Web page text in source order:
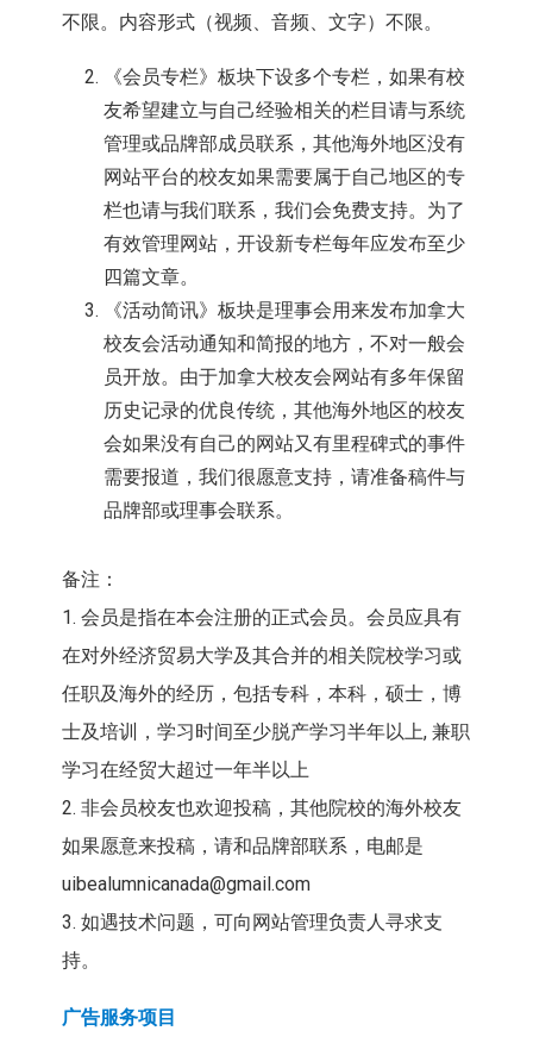
不限。内容形式（视频、音频、文字）不限。
《会员专栏》板块下设多个专栏，如果有校
友希望建立与自己经验相关的栏目请与系统
管理或品牌部成员联系，其他海外地区没有
网站平台的校友如果需要属于自己地区的专
栏也请与我们联系，我们会免费支持。为了
有效管理网站，开设新专栏每年应发布至少
四篇文章。
《活动简讯》板块是理事会用来发布加拿大
校友会活动通知和简报的地方，不对一般会
员开放。由于加拿大校友会网站有多年保留
历史记录的优良传统，其他海外地区的校友
会如果没有自己的网站又有里程碑式的事件
需要报道，我们很愿意支持，请准备稿件与
品牌部或理事会联系。
备注：
1. 会员是指在本会注册的正式会员。会员应具有
在对外经济贸易大学及其合并的相关院校学习或
任职及海外的经历，包括专科，本科，硕士，博
士及培训，学习时间至少脱产学习半年以上, 兼职
学习在经贸大超过一年半以上
2. 非会员校友也欢迎投稿，其他院校的海外校友
如果愿意来投稿，请和品牌部联系，电邮是
uibealumnicanada@gmail.com
3. 如遇技术问题，可向网站管理负责人寻求支
持。
广告服务项目